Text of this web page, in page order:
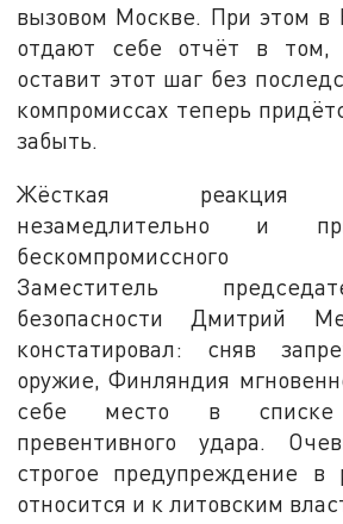
вызовом Москве. При этом в
отдают себе отчёт в том,
оставит этот шаг без
компромиссах теперь
забыть.
Жёсткая реакция
незамедлительно и
бескомпромиссного
Заместитель
безопасности Дмитрий
констатировал: сняв
оружие, Финляндия
себе место в
превентивного удара.
строгое предупреждение в
относится и к литовским